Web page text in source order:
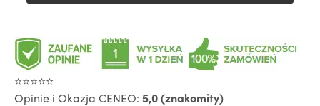
⭐⭐⭐⭐⭐
Opinie i Okazja CENEO: 5,0 (znakomity)